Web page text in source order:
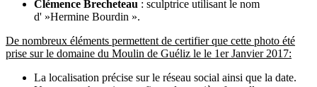
Clémence Brecheteau : sculptrice utilisant le nom
d' »Hermine Bourdin ».
De nombreux éléments permettent de certifier que cette photo été
prise sur le domaine du Moulin de Guéliz le le 1er Janvier 2017:
La localisation précise sur le réseau social ainsi que la date.